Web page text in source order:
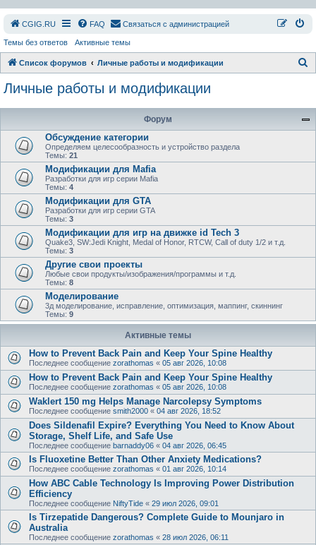
СGIG.RU FAQ Связаться с администрацией
Темы без ответов Активные темы
Список форумов Личные работы и модификации
к
Личные работы и модификации
Форум
Обсуждение категории
Определяем целесообразность и устройство раздела
Темы: 21
Модификации для Mafia
Разработки для игр серии Mafia
Темы: 4
Модификации для GTA
Разработки для игр серии GTA
Темы: 3
Модификации для игр на движке id Tech 3
Quake3, SW:Jedi Knight, Medal of Honor, RTCW, Call of duty 1/2 и т.д.
Темы: 3
Другие свои проекты
Любые свои продукты/изображения/программы и т.д.
Темы: 8
Моделирование
3д моделирование, исправление, оптимизация, маппинг, скиннинг
Темы: 9
Активные темы
How to Prevent Back Pain and Keep Your Spine Healthy
Последнее сообщение zorathomas « 05 авг 2026, 10:08
How to Prevent Back Pain and Keep Your Spine Healthy
Последнее сообщение zorathomas « 05 авг 2026, 10:08
Waklert 150 mg Helps Manage Narcolepsy Symptoms
Последнее сообщение smith2000 « 04 авг 2026, 18:52
Does Sildenafil Expire? Everything You Need to Know About
Storage, Shelf Life, and Safe Use
Последнее сообщение barnaddy06 « 04 авг 2026, 06:45
Is Fluoxetine Better Than Other Anxiety Medications?
Последнее сообщение zorathomas « 01 авг 2026, 10:14
How ABC Cable Technology Is Improving Power Distribution
Efficiency
Последнее сообщение NiftyTide « 29 июл 2026, 09:01
Is Tirzepatide Dangerous? Complete Guide to Mounjaro in
Australia
Последнее сообщение zorathomas « 28 июл 2026, 06:11